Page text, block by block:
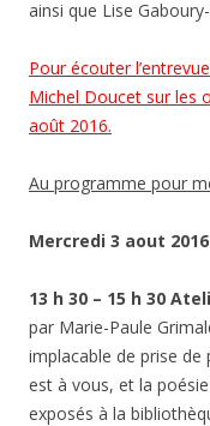
ainsi que Lise
Pour écouter
Michel Doucet sur les
août 2016.
Au programme pour
Mercredi 3 aout 2016
13 h 30 – 15 h 30
par Marie-Paule
implacable de prise
est à vous, et la
exposés à la